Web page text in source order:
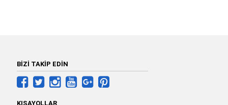
BİZİ TAKİP EDİN
KISAYOLLAR